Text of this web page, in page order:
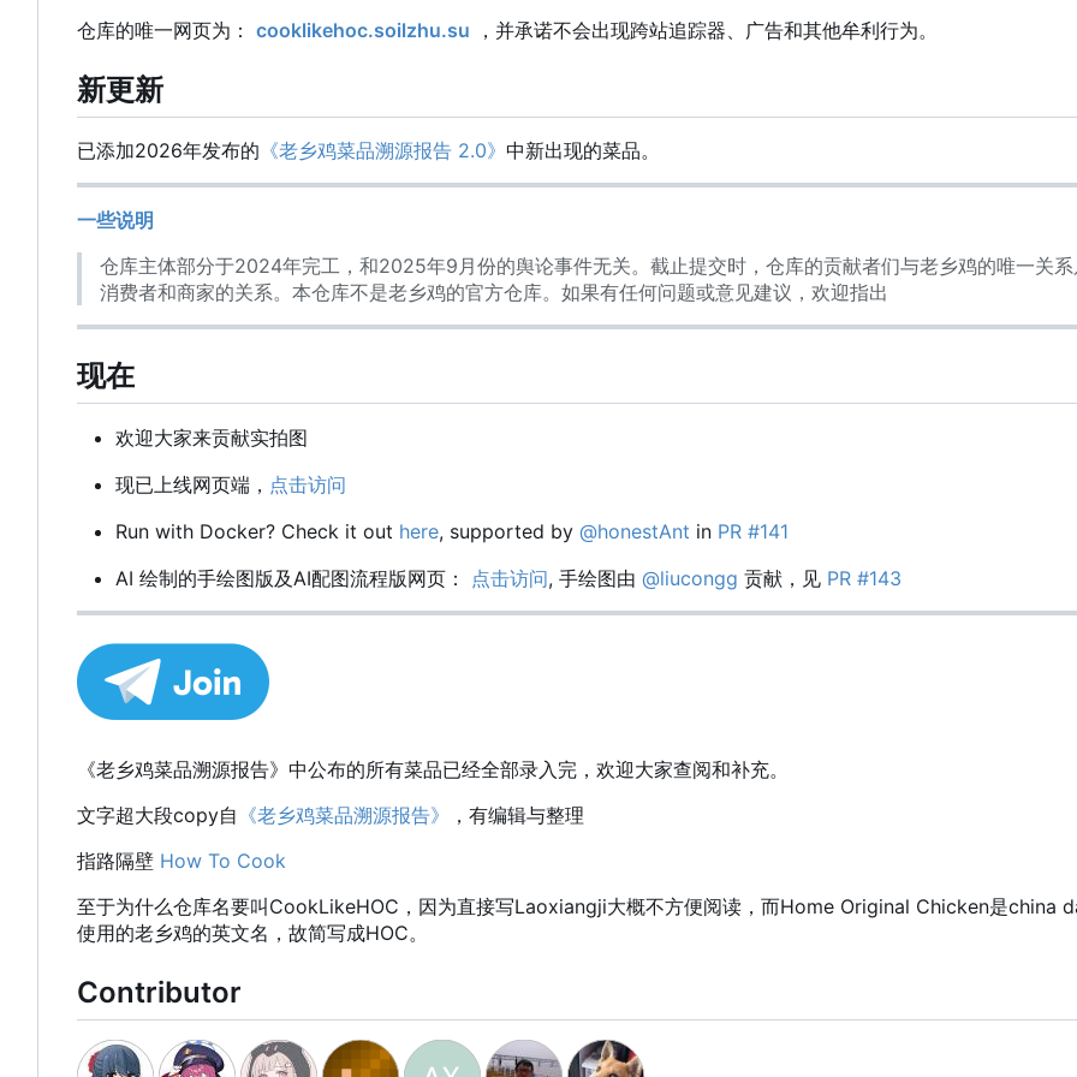
仓库的唯一网页为： cooklikehoc.soilzhu.su ，并承诺不会出现跨站追踪器、广告和其他牟利行为。
新更新
已添加2026年发布的 《老乡鸡菜品溯源报告 2.0》 中新出现的菜品。
一些说明
仓库主体部分于2024年完工，和2025年9月份的舆论事件无关。截止提交时，仓库的贡献者们与老乡鸡的唯一关
消费者和商家的关系。本仓库不是老乡鸡的官方仓库。如果有任何问题或意见建议，欢迎指出
现在
欢迎大家来贡献实拍图
现已上线网页端， 点击访问
Run with Docker? Check it out here, supported by @honestAnt in PR #141
AI 绘制的手绘图版及AI配图流程版网页： 点击访问, 手绘图由 @liucongg 贡献，见 PR #143
《老乡鸡菜品溯源报告》中公布的所有菜品已经全部录入完，欢迎大家查阅和补充。
文字超大段copy自 《老乡鸡菜品溯源报告》
，有编辑与整理
指路隔壁 How To Cook
至于为什么仓库名要叫CookLikeHOC，因为直接写Laoxiangji大概不方便阅读，而Home Original Chicken是china
使用的老乡鸡的英文名，故简写成HOC。
Contributor